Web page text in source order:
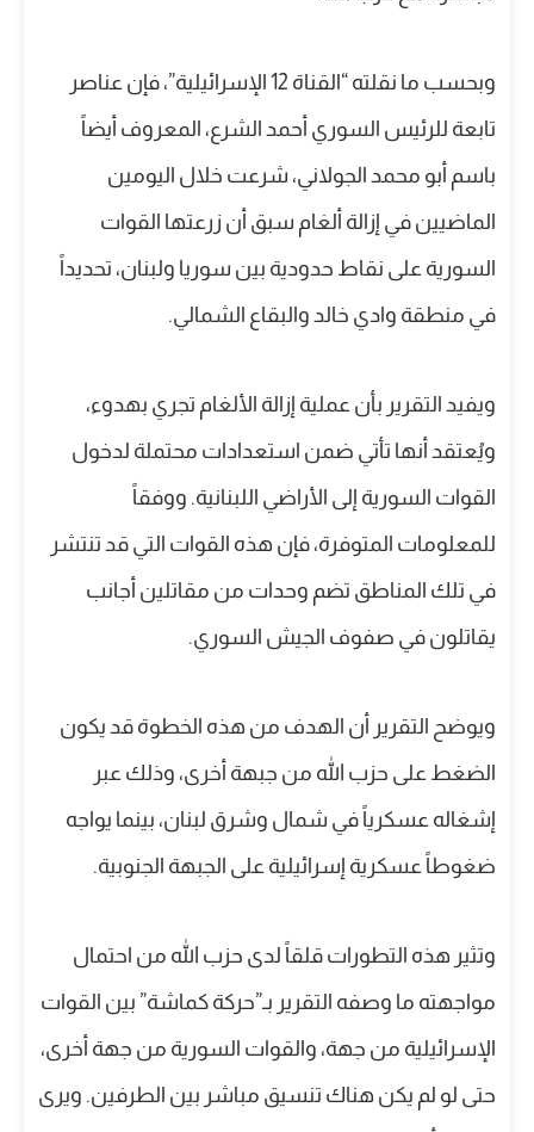
وبحسب ما نقلته “القناة 12 الإسرائيلية”، فإن عناصر
تابعة للرئيس السوري أحمد الشرع، المعروف أيضاً
باسم أبو محمد الجولاني، شرعت خلال اليومين
الماضيين في إزالة ألغام سبق أن زرعتها القوات
السورية على نقاط حدودية بين سوريا ولبنان، تحديداً
في منطقة وادي خالد والبقاع الشمالي.
ويفيد التقرير بأن عملية إزالة الألغام تجري بهدوء،
ويُعتقد أنها تأتي ضمن استعدادات محتملة لدخول
القوات السورية إلى الأراضي اللبنانية. ووفقاً
للمعلومات المتوفرة، فإن هذه القوات التي قد تنتشر
في تلك المناطق تضم وحدات من مقاتلين أجانب
يقاتلون في صفوف الجيش السوري.
ويوضح التقرير أن الهدف من هذه الخطوة قد يكون
الضغط على حزب الله من جبهة أخرى، وذلك عبر
إشغاله عسكرياً في شمال وشرق لبنان، بينما يواجه
ضغوطاً عسكرية إسرائيلية على الجبهة الجنوبية.
وتثير هذه التطورات قلقاً لدى حزب الله من احتمال
مواجهته ما وصفه التقرير بـ”حركة كماشة” بين القوات
الإسرائيلية من جهة، والقوات السورية من جهة أخرى،
حتى لو لم يكن هناك تنسيق مباشر بين الطرفين. ويرى